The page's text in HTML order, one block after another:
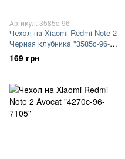
Артикул: 3585c-96
Чехол на Xiaomi Redmi Note 2
Черная клубника "3585c-96-
7105"
169 грн